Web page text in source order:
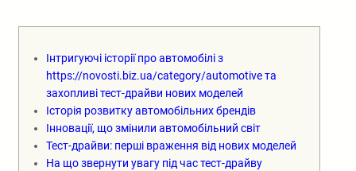
Інтригуючі історії про автомобілі з
https://novosti.biz.ua/category/automotive та
захопливі тест-драйви нових моделей
Історія розвитку автомобільних брендів
Інновації, що змінили автомобільний світ
Тест-драйви: перші враження від нових моделей
На що звернути увагу під час тест-драйву